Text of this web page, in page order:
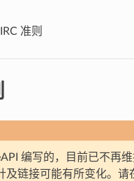
准则
编写的，目前已不再
及链接可能有所变化。